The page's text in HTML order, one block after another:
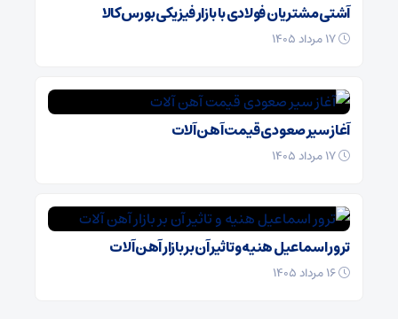
آشتی مشتریان فولادی با بازار فیزیکی بورس کالا
آغاز سیر صعودی قیمت آهن آلات
ترور اسماعیل هنیه و تاثیر آن بر بازار آهن آلات